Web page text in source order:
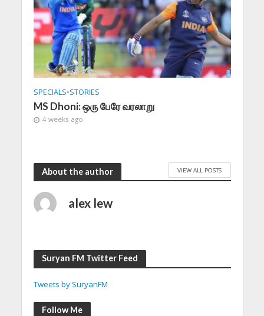
SPECIALS•STORIES
MS Dhoni: ஒரு பேரே வரலாறு
4 weeks ago
About the author VIEW ALL POSTS
alex lew
Suryan FM Twitter Feed
Tweets by SuryanFM
Follow Me